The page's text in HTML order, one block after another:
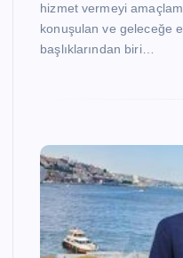
hizmet vermeyi
konuşulan ve geleceğe
başlıklarından biri…